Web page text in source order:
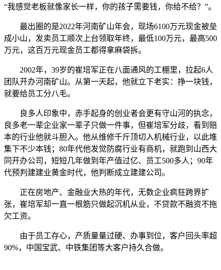
“我感觉老板就像家长一样，你的孩子需要钱，你给不给？”。
最出圈的是2022年河南矿山年会，现场6100万元现金被垒
成小山，发卖员工顺次上台领取年终，最低100万元，最高500
万元，这百万元现金员工都得拿麻袋拆。
2002年，39岁的崔培军正在八面通风的工棚里，拉起6人
团队开办河南矿山。从第一天起，他就立下老实：挣一块钱，
就要给员工分八毛。
良多人印象中，赤手起身的创业者会更有守山河的执念，
良多老一辈企业家一辈子只做一件事，但崔培军分歧，看到赔
本的行业他就斗胆入。他从维修千斤顶切入机械行业，以此堆
集下不少本钱；80年代他发觉防腐行业有商机，就跑到山西大
同开办公司，短短几年做到年产值过亿、员工500多人；90年
代预判建建业黄金时代，他判断成立建建公司。
正在房地产、金融业大热的年代，无数企业疯狂跨界扩
张，崔培军却一直一根筋只做起沉机从业，不贷款不融资不拖
欠工资。
由于员工存心，产质量量过硬、办事到位，客户回头率超
90%，中国宝武、中铁集团等大客户持久合做。